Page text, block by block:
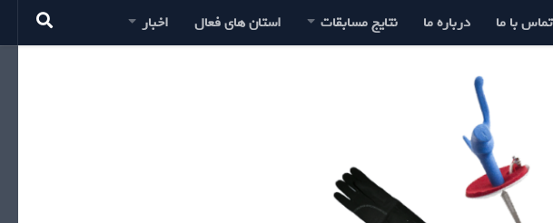
تماس با ما درباره ما نتایج مسابقات استان های فعال اخبار